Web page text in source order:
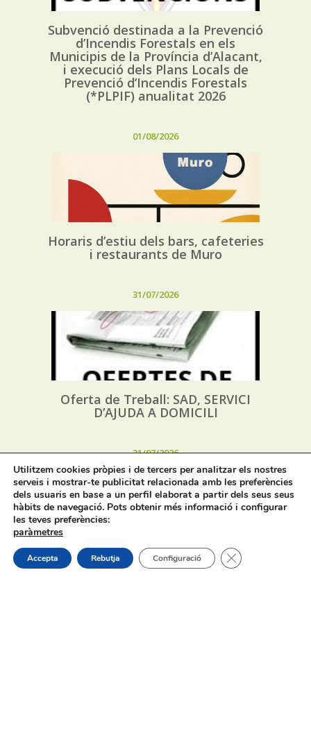
Subvenció destinada a la Prevenció
d’Incendis Forestals en els
Municipis de la Província d’Alacant,
i execució dels Plans Locals de
Prevenció d’Incendis Forestals
(*PLPIF) anualitat 2026
01/08/2026
Horaris d’estiu dels bars, cafeteries
i restaurants de Muro
31/07/2026
Oferta de Treball: SAD, SERVICI
D’AJUDA A DOMICILI
31/07/2026
Procés selectiu 1 plaça tècnic/a de
joventut – torn lliure – oposició
Utilitzem cookies pròpies i de tercers per analitzar els nostres
serveis i mostrar-te publicitat relacionada amb les preferències
dels usuaris en base a un perfil elaborat a partir dels seus seus
hàbits de navegació. Pots obtenir més informació i configurar
les teves preferències:
paràmetres
Accepta Rebutja Configuració Tanca el bàner de